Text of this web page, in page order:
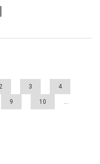
2 3 4
9 10 …